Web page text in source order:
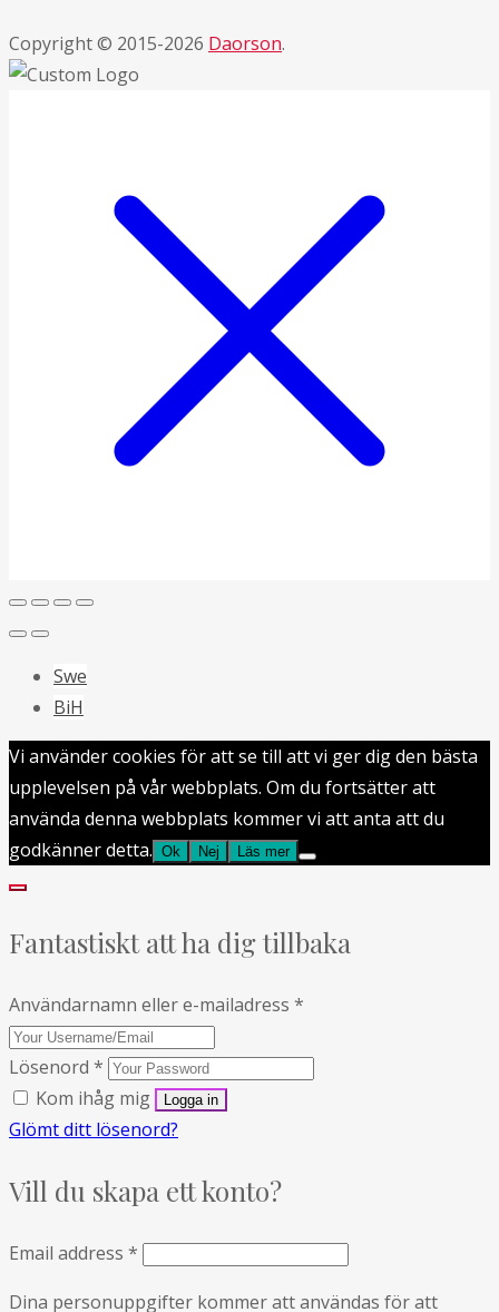
Copyright © 2015-2026 Daorson.
Swe
BiH
Vi använder cookies för att se till att vi ger dig den bästa
upplevelsen på vår webbplats. Om du fortsätter att
använda denna webbplats kommer vi att anta att du
godkänner detta. Ok Nej Läs mer
Fantastiskt att ha dig tillbaka
Användarnamn eller e-mailadress *
Lösenord *
Kom ihåg mig
Glömt ditt lösenord?
Vill du skapa ett konto?
Email address *
Dina personuppgifter kommer att användas för att